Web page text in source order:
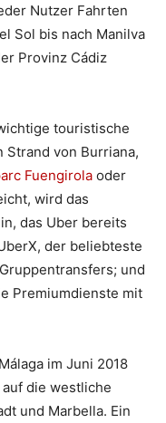
Nutzer Fahrten
Sol bis nach Manilva
Provinz Cádiz
touristische
Strand von Burriana,
Fuengirola oder
wird das
das Uber bereits
der beliebteste
und
Premiumdienste mit
im Juni 2018
die westliche
und Marbella. Ein